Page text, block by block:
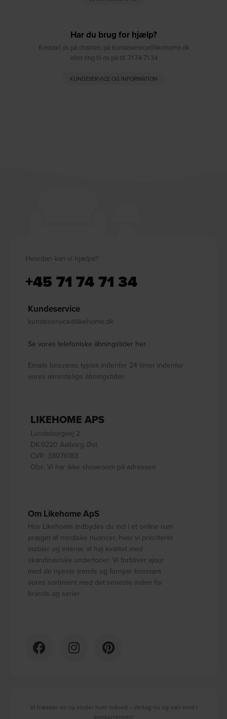
Har du brug for hjælp?
Kontakt os på chatten, på kundeservice@likehome.dk
eller ring til os på tlf. 71 74 71 34
KUNDESERVICE OG INFORMATION
Hvordan kan vi hjælpe?
+45 71 74 71 34
Kundeservice
kundeservice@likehome.dk
Se vores telefoniske åbningstider her.
Emails besvares typisk indenfor 24 timer indenfor
vores almindelige åbningstider.
LIKEHOME APS
Lundeborgvej 2
DK-9220 Aalborg Øst
CVR: 38076183
Obs: Vi har ikke showroom på adressen
Om Likehome ApS
Hos Likehome indbydes du ind i et online rum
præget af nordiske nuancer, hvor vi prioriterer
møbler og interiør af høj kvalitet med
skandinaviske undertoner. Vi forbliver ajour
med de nyeste trends og fornyer konstant
vores sortiment med det seneste inden for
brands og serier.
Vi trækker en ny vinder hver måned – deltag nu og vær med i
konkurrencen!